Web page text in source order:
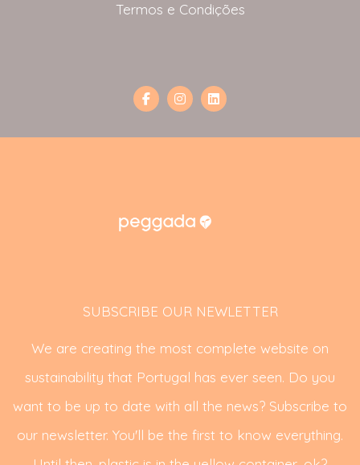
Termos e Condições
SUBSCRIBE OUR NEWLETTER
We are creating the most complete website on
sustainability that Portugal has ever seen. Do you
want to be up to date with all the news? Subscribe to
our newsletter. You'll be the first to know everything.